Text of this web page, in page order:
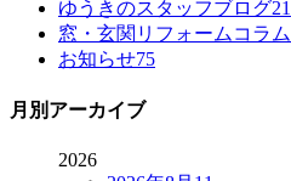
ゆうきのスタッフブログ21
窓・玄関リフォームコラム
お知らせ75
月別アーカイブ
2026